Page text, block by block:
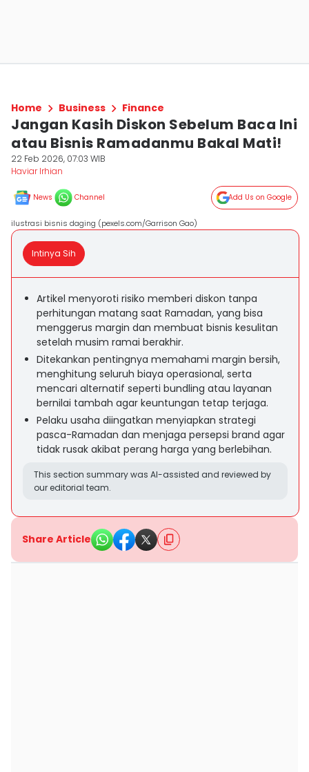
Home Business Finance
Jangan Kasih Diskon Sebelum Baca Ini
atau Bisnis Ramadanmu Bakal Mati!
22 Feb 2026, 07:03 WIB
Haviar Irhian
News Channel Add Us on Google
ilustrasi bisnis daging (pexels.com/Garrison Gao)
Intinya Sih
Artikel menyoroti risiko memberi diskon tanpa
perhitungan matang saat Ramadan, yang bisa
menggerus margin dan membuat bisnis kesulitan
setelah musim ramai berakhir.
Ditekankan pentingnya memahami margin bersih,
menghitung seluruh biaya operasional, serta
mencari alternatif seperti bundling atau layanan
bernilai tambah agar keuntungan tetap terjaga.
Pelaku usaha diingatkan menyiapkan strategi
pasca-Ramadan dan menjaga persepsi brand agar
tidak rusak akibat perang harga yang berlebihan.
This section summary was AI-assisted and reviewed by
our editorial team.
Share Article